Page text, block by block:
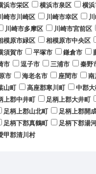
浜市栄区 横浜市泉区
横
崎市川崎区 川崎市幸区
川崎市多摩区
川崎市宮前区
模原市緑区
相模原市中央区
須賀市 平塚市 鎌倉市
市 逗子市 三浦市 秦野
市 海老名市 座間市
南
山町 高座郡寒川町
中郡
上郡中井町
足柄上郡大井町
足柄上郡山北町
足柄上郡開
足柄下郡真鶴町
足柄下郡湯
甲郡清川村